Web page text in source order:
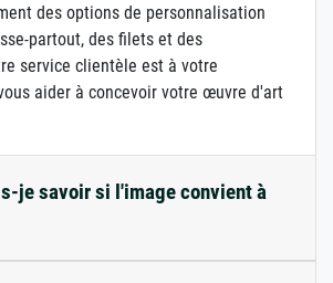
des options de personnalisation
partout, des filets et des
service clientèle est à votre
aider à concevoir votre œuvre d'art
je savoir si l'image convient à